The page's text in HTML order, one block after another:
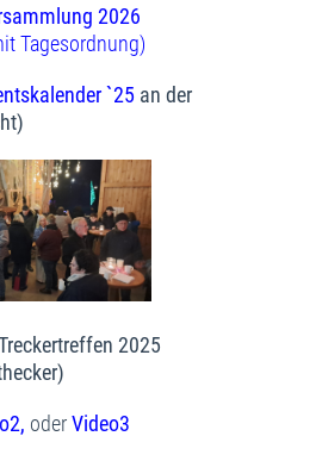
2026
Tagesordnung)
`25 an der
2025
, oderVideo3